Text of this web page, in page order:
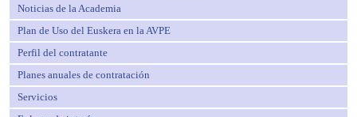
Noticias de la Academia
Plan de Uso del Euskera en la AVPE
Perfil del contratante
Planes anuales de contratación
Servicios